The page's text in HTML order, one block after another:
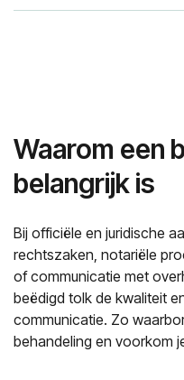
Waarom een
belangrijk is
Bij officiële en juridische
rechtszaken, notariële
of communicatie met
beëdigd tolk de kwaliteit
communicatie. Zo
behandeling en voorkom